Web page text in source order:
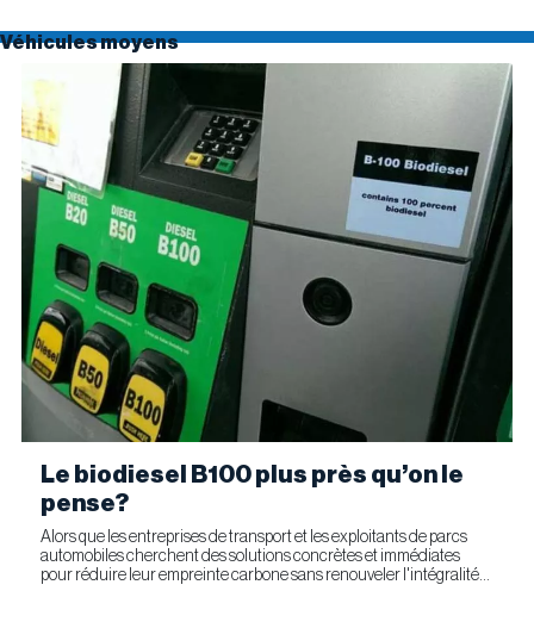
Véhicules moyens
Le biodiesel B100 plus près qu’on le
pense?
Alors que les entreprises de transport et les exploitants de parcs
automobiles cherchent des solutions concrètes et immédiates
pour réduire leur empreinte carbone sans renouveler l'intégralité